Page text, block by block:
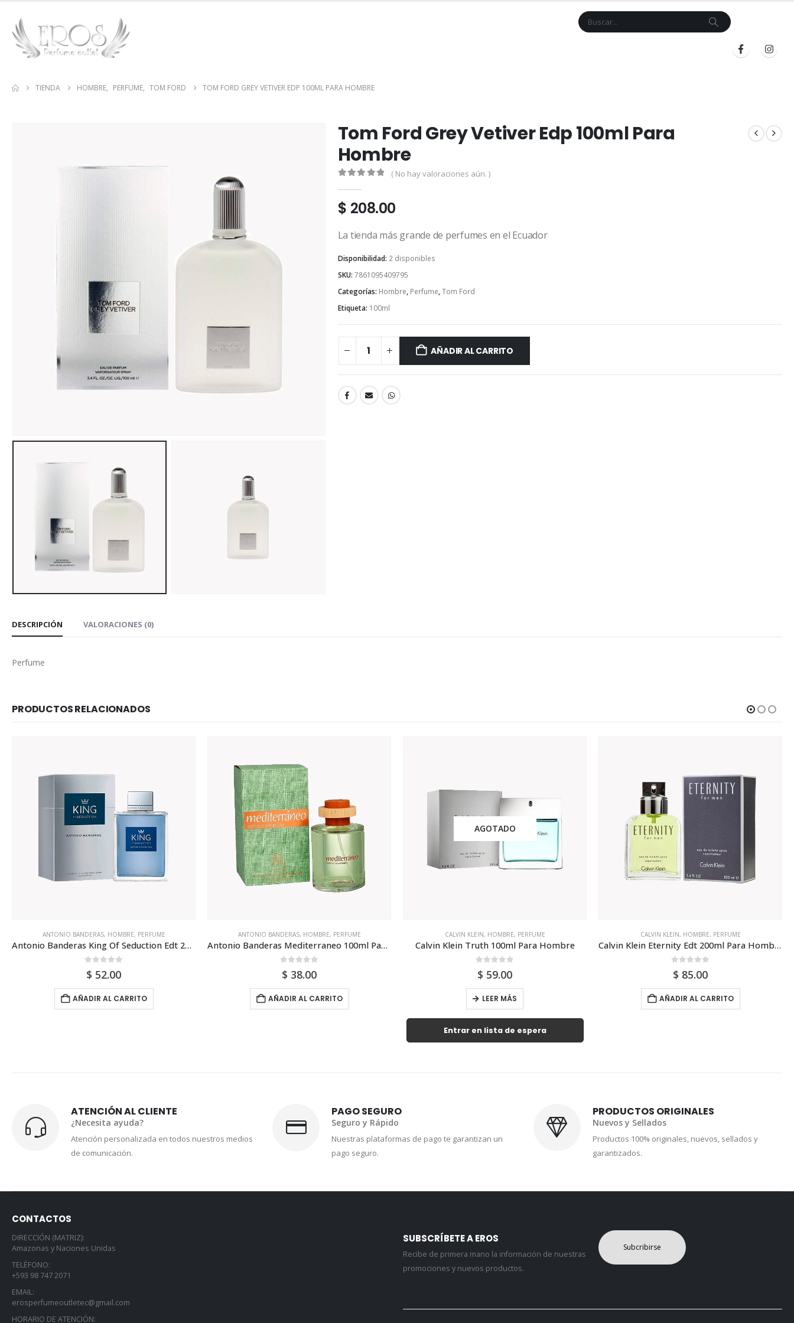
TIENDA HOMBRE, PERFUME, TOM FORD TOM FORD GREY VETIVER EDP 100ML PARA HOMBRE
Tom Ford Grey Vetiver Edp 100ml Para
Hombre
( No hay valoraciones aún. )
$ 208.00
La tienda más grande de perfumes en el Ecuador
Disponibilidad: 2 disponibles
SKU: 7861095409795
Categorías: Hombre, Perfume,Tom Ford
Etiqueta: 100ml
AÑADIR AL CARRITO
DESCRIPCIÓN VALORACIONES (0)
Perfume
PRODUCTOS RELACIONADOS
ANTONIO BANDERAS, HOMBRE, PERFUME
Antonio Banderas Mediterraneo 100ml Para Hombre
$ 38.00
AÑADIR AL CARRITO
AGOTADO
CALVIN KLEIN,HOMBRE,PERFUME
Calvin Klein Truth 100ml Para Hombre
$ 59.00
LEER MÁS
CALVIN KLEIN, HOMBRE, PERFUME
$ 85.00
AÑADIR AL CARRITO
EDT,HOMBRE ,PERFUME ,ROCHAS
Rochas Moustache Edt 75ml Para Hombre
$ 75.00
AÑADIR AL CARRITO
ATENCIÓN AL CLIENTE
¿Necesita ayuda?
Atención personalizada en todos nuestros medios
de comunicación.
PAGO SEGURO
Seguro y Rápido
Nuestras plataformas de pago te garantizan un
pago seguro.
PRODUCTOS ORIGINALES
Nuevos y Sellados
Productos 100% originales, nuevos, sellados y
garantizados.
CONTACTOS
DIRECCIÓN (MATRIZ):
Amazonas y Naciones Unidas
TELÉFONO:
+593 98 747 2071
EMAIL:
erosperfumeoutletec@gmail.com
HORARIO DE ATENCIÓN:
SUBSCRÍBETE A EROS
Recibe de primera mano la información de nuestras
promociones y nuevos productos.
Subcribirse